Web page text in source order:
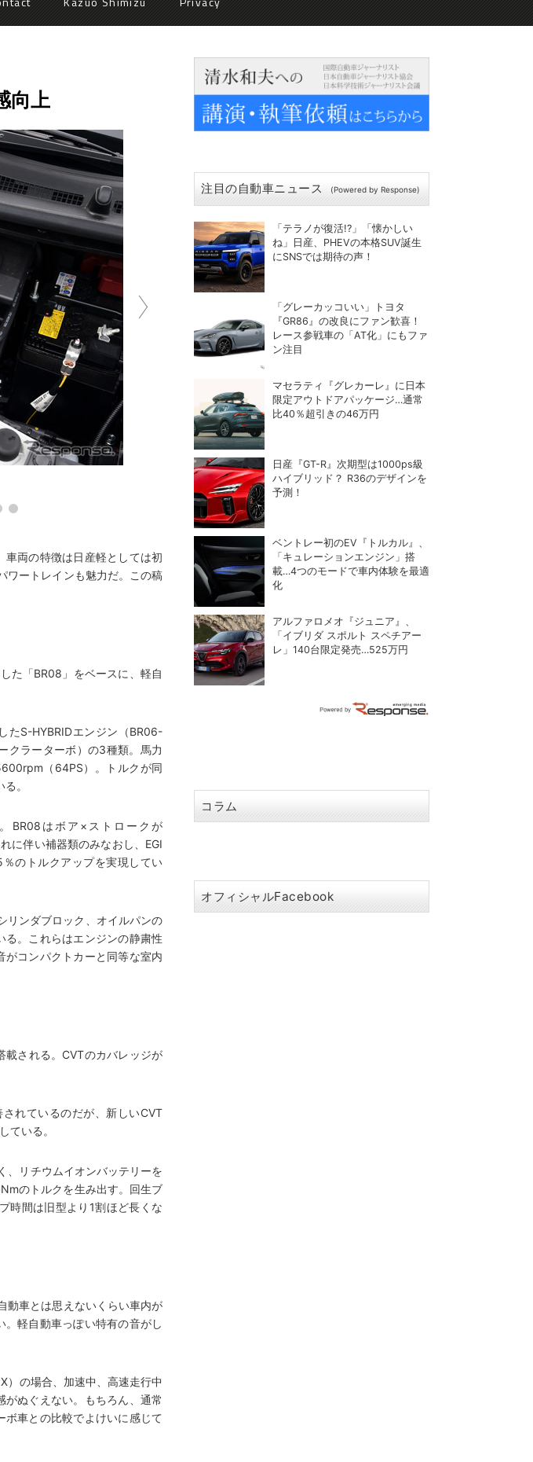
向上
両の特徴は日産軽としては初
ワートレインも魅力だ。この稿
た「BR08」をベースに、軽自
たS-HYBRIDエンジン（BR06-
クラーターボ）の3種類。馬力
（64PS）。トルクが同
。
BR08はボア×ストロークが
に伴い補器類のみなおし、EGI
のトルクアップを実現してい
リンダブロック、オイルパンの
。これらはエンジンの静粛性
コンパクトカーと同等な室内
載される。CVTのカバレッジが
れているのだが、新しいCVT
ている。
、リチウムイオンバッテリーを
のトルクを生み出す。回生ブ
時間は旧型より1割ほど長くな
動車とは思えないくらい車内が
軽自動車っぽい特有の音がし
）の場合、加速中、高速走行中
ぬぐえない。もちろん、通常
車との比較でよけいに感じて
注目の自動車ニュース (Powered by Response)
「テラノが復活!?」「懐かしい
ね」日産、PHEVの本格SUV誕生
にSNSでは期待の声！
「グレーカッコいい」トヨタ
『GR86』の改良にファン歓喜！
レース参戦車の「AT化」にもファ
ン注目
マセラティ『グレカーレ』に日本
限定アウトドアパッケージ…通常
比40％超引きの46万円
日産『GT-R』次期型は1000ps級
ハイブリッド？ R36のデザインを
予測！
ベントレー初のEV『トルカル』、
「キュレーションエンジン」搭
載…4つのモードで車内体験を最適
化
アルファロメオ『ジュニア』、
「イブリダ スポルト スペチアー
レ」140台限定発売…525万円
コラム
オフィシャルFacebook